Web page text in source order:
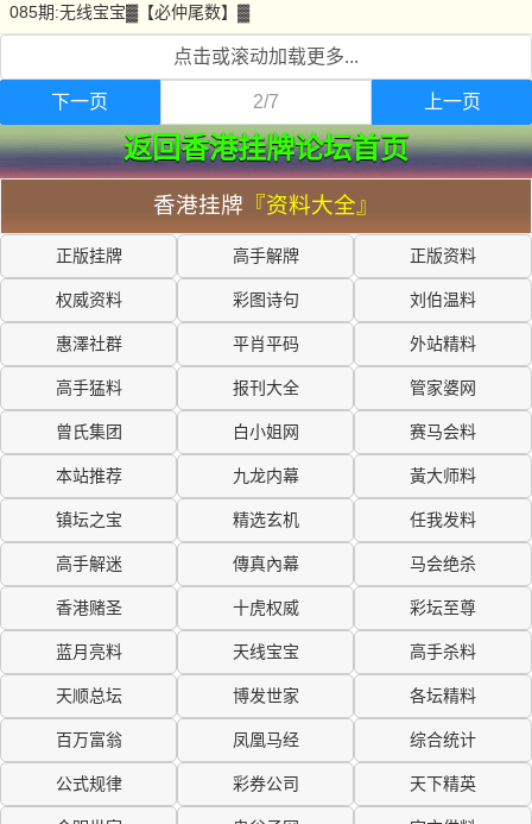
085期:无线宝宝▓【必仲尾数】▓
点击或滚动加载更多...
下一页 2/7 上一页
返回香港挂牌论坛首页
香港挂牌 『资料大全』
正版挂牌 高手解牌 正版资料
权威资料 彩图诗句 刘伯温料
惠澤社群 平肖平码 外站精料
高手猛料 报刊大全 管家婆网
曾氏集团 白小姐网 赛马会料
本站推荐 九龙内幕 黃大师料
镇坛之宝 精选玄机 任我发料
高手解迷 傳真內幕 马会绝杀
香港赌圣 十虎权威 彩坛至尊
蓝月亮料 天线宝宝 高手杀料
天顺总坛 博发世家 各坛精料
百万富翁 凤凰马经 综合统计
公式规律 彩券公司 天下精英